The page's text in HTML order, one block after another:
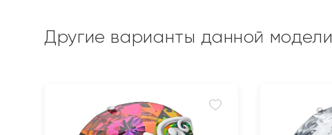
Другие варианты данной модели